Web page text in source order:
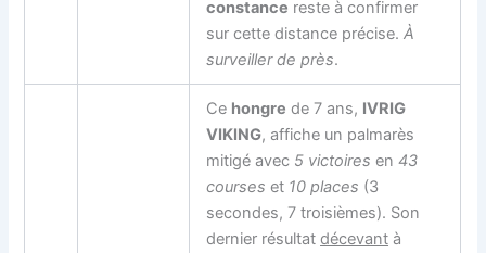
constance reste à confirmer
sur cette distance précise.À
surveiller de près.
Ce hongre de 7 ans, IVRIG
VIKING, affiche un palmarès
mitigé avec 5 victoires en43
courses et 10 places (3
secondes, 7 troisièmes). Son
dernier résultatdécevant à